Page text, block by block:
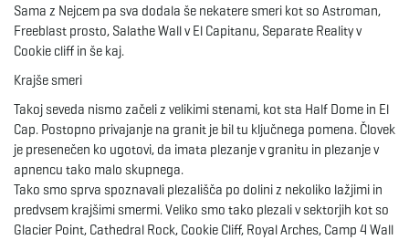
a
v
Sama z Nejcem pa sva dodala še nekatere smeri kot so Astroman,
Freeblast prosto, Salathe Wall v El Capitanu, Separate Reality v
Cookie cliff in še kaj.
Krajše smeri
Takoj seveda nismo začeli z velikimi stenami, kot sta Half Dome in El
Cap. Postopno privajanje na granit je bil tu ključnega pomena. Človek
je presenečen ko ugotovi, da imata plezanje v granitu in plezanje v
apnencu tako malo skupnega.
Tako smo sprva spoznavali plezališča po dolini z nekoliko lažjimi in
predvsem krajšimi smermi. Veliko smo tako plezali v sektorjih kot so
Glacier Point, Cathedral Rock, Cookie Cliff, Royal Arches, Camp 4 Wall